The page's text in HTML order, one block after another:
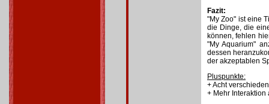
Fazit:
"My Zoo" ist eine
die Dinge, die
können, fehlen
"My Aquarium"
dessen
der akzeptablen
Pluspunkte:
+ Acht
+ Mehr Interaktion